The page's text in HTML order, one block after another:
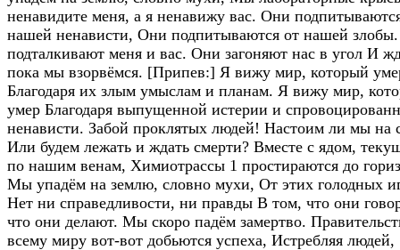
ненавидите меня, а я ненавижу вас. Они
нашей ненависти, Они подпитываются от нашей
подталкивают меня и вас. Они загоняют нас в угол И
пока мы взорвёмся. [Припев:] Я вижу мир, который
Благодаря их злым умыслам и планам. Я вижу мир,
умер Благодаря выпущенной истерии и
ненависти. Забой проклятых людей! Настоим ли мы на
Или будем лежать и ждать смерти? Вместе с ядом,
по нашим венам, Химиотрассы 1 простираются до
Мы упадём на землю, словно мухи, От этих голодных
Нет ни справедливости, ни правды В том, что они
что они делают. Мы скоро падём замертво.
всему миру вот-вот добьются успеха, Истребляя людей,